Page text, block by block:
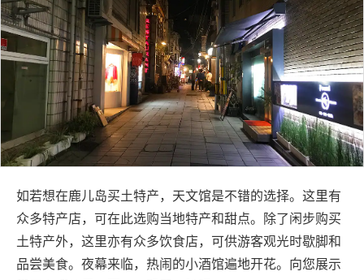
如若想在鹿儿岛买土特产，天文馆是不错的选择。这里有
众多特产店，可在此选购当地特产和甜点。除了闲步购买
土特产外，这里亦有众多饮食店，可供游客观光时歇脚和
品尝美食。夜幕来临，热闹的小酒馆遍地开花。向您展示